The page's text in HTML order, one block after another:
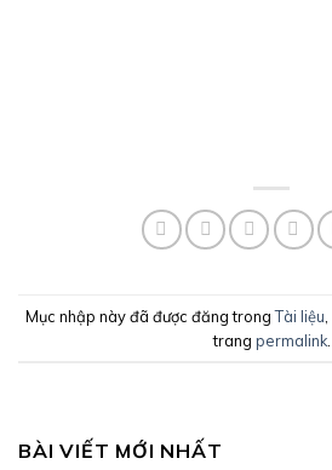
Mục nhập này đã được đăng trongTài liệu
trang permalink.
BÀI VIẾT MỚI NHẤT